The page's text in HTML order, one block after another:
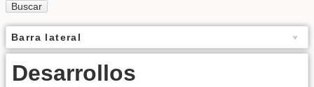
Buscar
Barra lateral
Desarrollos